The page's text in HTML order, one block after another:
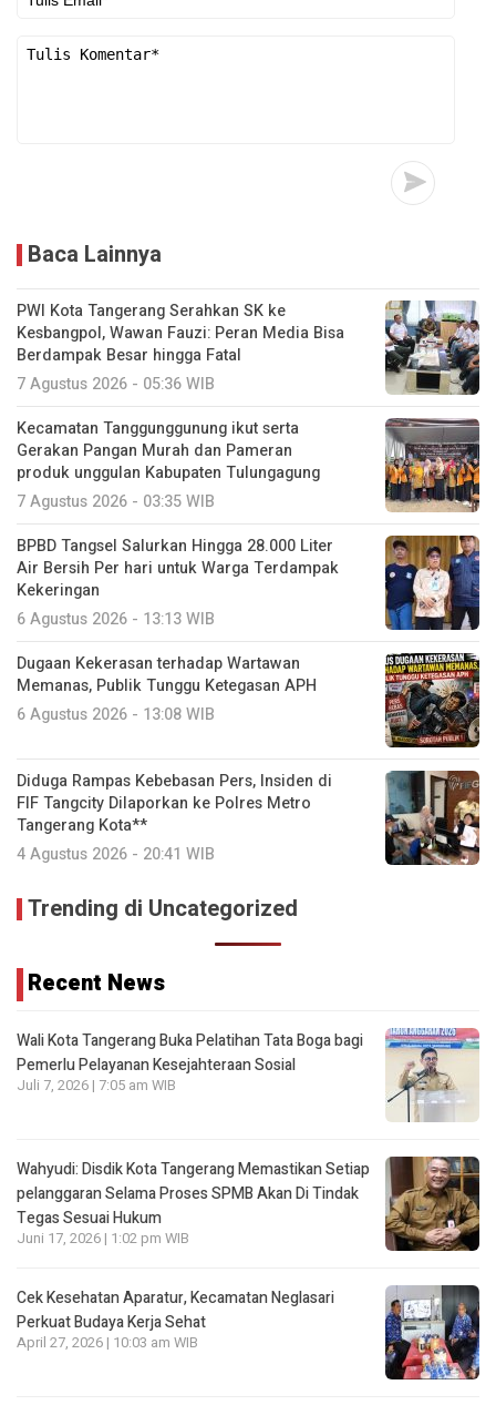
Baca Lainnya
PWI Kota Tangerang Serahkan SK ke
Kesbangpol, Wawan Fauzi: Peran Media Bisa
Berdampak Besar hingga Fatal
7 Agustus 2026 - 05:36 WIB
Kecamatan Tanggunggunung ikut serta
Gerakan Pangan Murah dan Pameran
produk unggulan Kabupaten Tulungagung
7 Agustus 2026 - 03:35 WIB
BPBD Tangsel Salurkan Hingga 28.000 Liter
Air Bersih Per hari untuk Warga Terdampak
Kekeringan
6 Agustus 2026 - 13:13 WIB
Dugaan Kekerasan terhadap Wartawan
Memanas, Publik Tunggu Ketegasan APH
6 Agustus 2026 - 13:08 WIB
Diduga Rampas Kebebasan Pers, Insiden di
FIF Tangcity Dilaporkan ke Polres Metro
Tangerang Kota**
4 Agustus 2026 - 20:41 WIB
Trending di Uncategorized
Recent News
Wali Kota Tangerang Buka Pelatihan Tata Boga bagi
Pemerlu Pelayanan Kesejahteraan Sosial
Juli 7, 2026 | 7:05 am WIB
Wahyudi: Disdik Kota Tangerang Memastikan Setiap
pelanggaran Selama Proses SPMB Akan Di Tindak
Tegas Sesuai Hukum
Juni 17, 2026 | 1:02 pm WIB
Cek Kesehatan Aparatur, Kecamatan Neglasari
Perkuat Budaya Kerja Sehat
April 27, 2026 | 10:03 am WIB